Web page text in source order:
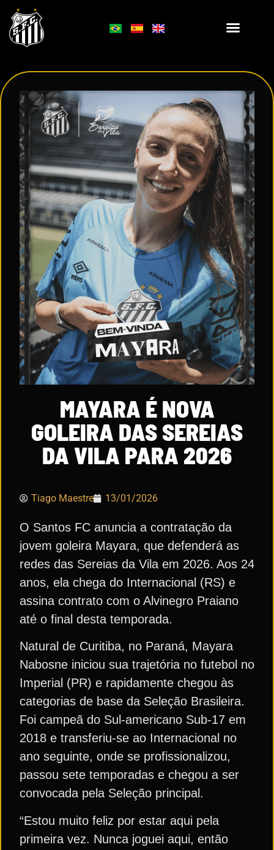
MAYARA É NOVA
GOLEIRA DAS SEREIAS
DA VILA PARA 2026
Tiago Maestre 13/01/2026
O Santos FC anuncia a contratação da
jovem goleira Mayara, que defenderá as
redes das Sereias da Vila em 2026. Aos 24
anos, ela chega do Internacional (RS) e
assina contrato com o Alvinegro Praiano
até o final desta temporada.
Natural de Curitiba, no Paraná, Mayara
Nabosne iniciou sua trajetória no futebol no
Imperial (PR) e rapidamente chegou às
categorias de base da Seleção Brasileira.
Foi campeã do Sul-americano Sub-17 em
2018 e transferiu-se ao Internacional no
ano seguinte, onde se profissionalizou,
passou sete temporadas e chegou a ser
convocada pela Seleção principal.
“Estou muito feliz por estar aqui pela
primeira vez. Nunca joguei aqui, então